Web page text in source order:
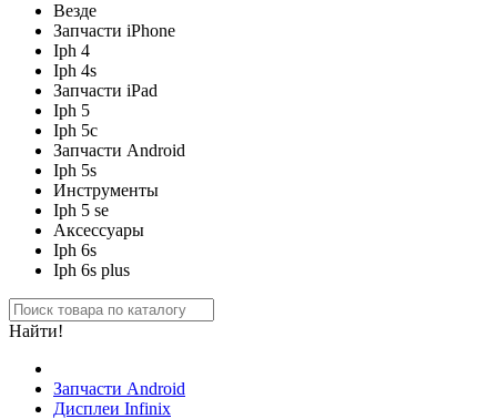
Везде
Запчасти iPhone
Iph 4
Iph 4s
Запчасти iPad
Iph 5
Iph 5c
Запчасти Android
Iph 5s
Инструменты
Iph 5 se
Аксессуары
Iph 6s
Iph 6s plus
Найти!
Запчасти Android
Дисплеи Infinix